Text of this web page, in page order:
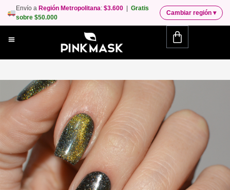
Envío a Región Metropolitana:$3.600 |Gratis
sobre $50.000
Cambiar región ▾